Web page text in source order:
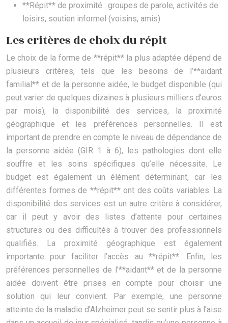
**Répit** de proximité : groupes de parole, activités de
loisirs, soutien informel (voisins, amis).
Les critères de choix du répit
Le choix de la forme de **répit** la plus adaptée dépend de
plusieurs critères, tels que les besoins de l’**aidant
familial** et de la personne aidée, le budget disponible (qui
peut varier de quelques dizaines à plusieurs milliers d’euros
par mois), la disponibilité des services, la proximité
géographique et les préférences personnelles. Il est
important de prendre en compte le niveau de dépendance de
la personne aidée (GIR 1 à 6), les pathologies dont elle
souffre et les soins spécifiques qu’elle nécessite. Le
budget est également un élément déterminant, car les
différentes formes de **répit** ont des coûts variables. La
disponibilité des services est un autre critère à considérer,
car il peut y avoir des listes d’attente pour certaines
structures ou des difficultés à trouver des professionnels
qualifiés. La proximité géographique est également
importante pour faciliter l’accès au **répit**. Enfin, les
préférences personnelles de l’**aidant** et de la personne
aidée doivent être prises en compte pour choisir une
solution qui leur convient. Par exemple, une personne
atteinte de la maladie d’Alzheimer peut se sentir plus à l’aise